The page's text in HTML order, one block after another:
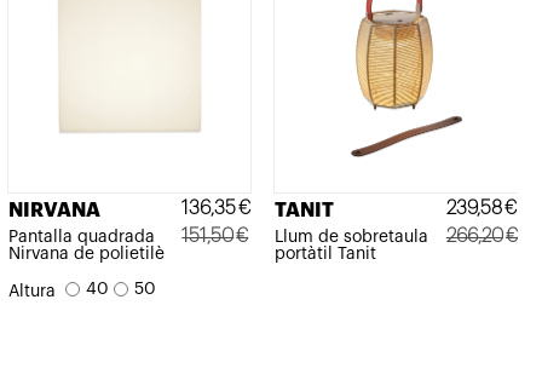
NIRVANA
Pantalla quadrada
Nirvana de polietilè
151,50€
136,35€
Altura 40 50
TANIT
Llum de sobretaula
portàtil Tanit
266,20€
239,58€